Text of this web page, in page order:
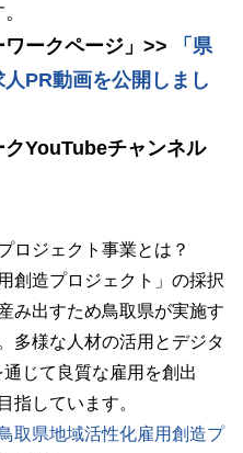
ワークページ」>>
「県
PR動画を公開しまし
クYouTubeチャンネル
ロジェクト事業とは？
創造プロジェクト」の採択
み出すため鳥取県が実施す
多様な人材の活用とデジタ
じて良質な雇用を創出
指しています。
取県地域活性化雇用創造プ